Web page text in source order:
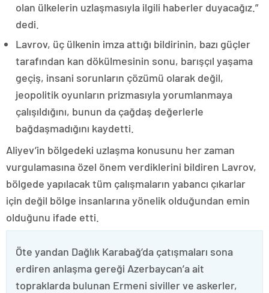
olan ülkelerin uzlaşmasıyla ilgili haberler duyacağız.”
dedi.
Lavrov, üç ülkenin imza attığı bildirinin, bazı güçler
tarafından kan dökülmesinin sonu, barışçıl yaşama
geçiş, insani sorunların çözümü olarak değil,
jeopolitik oyunların prizmasıyla yorumlanmaya
çalışıldığını, bunun da çağdaş değerlerle
bağdaşmadığını kaydetti.
Aliyev’in bölgedeki uzlaşma konusunu her zaman
vurgulamasına özel önem verdiklerini bildiren Lavrov,
bölgede yapılacak tüm çalışmaların yabancı çıkarlar
için değil bölge insanlarına yönelik olduğundan emin
olduğunu ifade etti.
Öte yandan Dağlık Karabağ’da çatışmaları sona
erdiren anlaşma gereği Azerbaycan’a ait
topraklarda bulunan Ermeni siviller ve askerler,